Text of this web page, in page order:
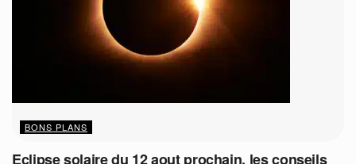
BONS PLANS
Eclipse solaire du 12 aout prochain, les conseils